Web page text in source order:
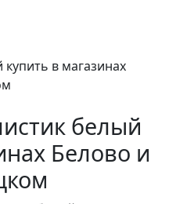
в магазинах
белый
Белово и